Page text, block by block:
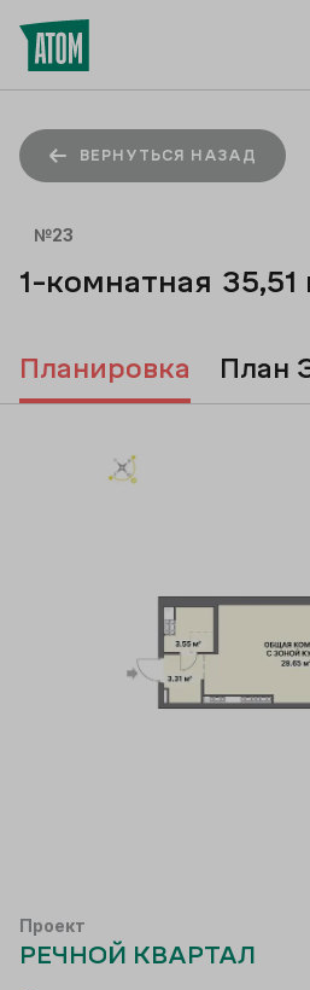
ВЕРНУТЬСЯ НАЗАД
№23
1-комнатная 35,51
Проект
РЕЧНОЙ КВАРТАЛ
Планировка План